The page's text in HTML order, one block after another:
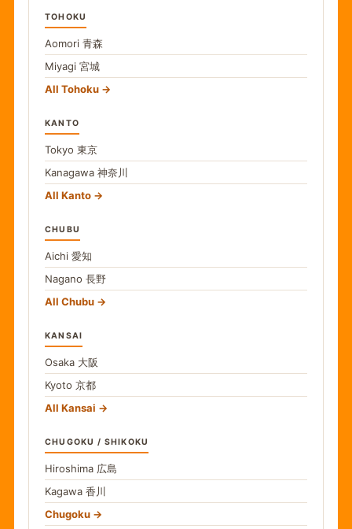
TOHOKU
Aomori 青森
Miyagi 宮城
All Tohoku
KANTO
Tokyo 東京
Kanagawa 神奈川
All Kanto
CHUBU
Aichi 愛知
Nagano 長野
All Chubu
KANSAI
Osaka 大阪
Kyoto 京都
All Kansai
CHUGOKU / SHIKOKU
Hiroshima 広島
Kagawa 香川
Chugoku